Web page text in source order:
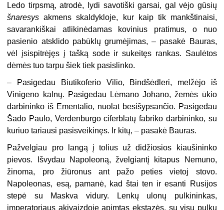
Ledo tirpsmą, atrodė, lydi savotiški garsai, gal vėjo gūsių
šnaresys akmens skaldykloje, kur kaip tik mankštinaisi,
savarankiškai atlikinėdamas kovinius pratimus, o nuo
pasienio atsklido pabūklų grumėjimas, – pasakė Bauras,
vėl įsispitrėjęs į tašką sode ir sukeitęs rankas. Saulėtos
dėmės tuo tarpu šiek tiek pasislinko.
– Pasigedau Biutikoferio Vilio, Bindšėdleri, melžėjo iš
Vinigeno kalnų. Pasigedau Lėmano Johano, žemės ūkio
darbininko iš Ementalio, nuolat besišypsančio. Pasigedau
Šado Paulo, Verdenburgo ciferblatų fabriko darbininko, su
kuriuo tariausi pasisveikinęs. Ir kitų, – pasakė Bauras.
Pažvelgiau pro langą į tolius už didžiosios kiaušininko
pievos. Išvydau Napoleoną, žvelgiantį kitapus Nemuno,
žinoma, pro žiūronus ant pažo peties vietoj stovo.
Napoleonas, esą, pamanė, kad štai ten ir esanti Rusijos
stepė su Maskva vidury. Lenkų ulonų pulkininkas,
imperatoriaus akivaizdoje apimtas ekstazės, su visu pulku